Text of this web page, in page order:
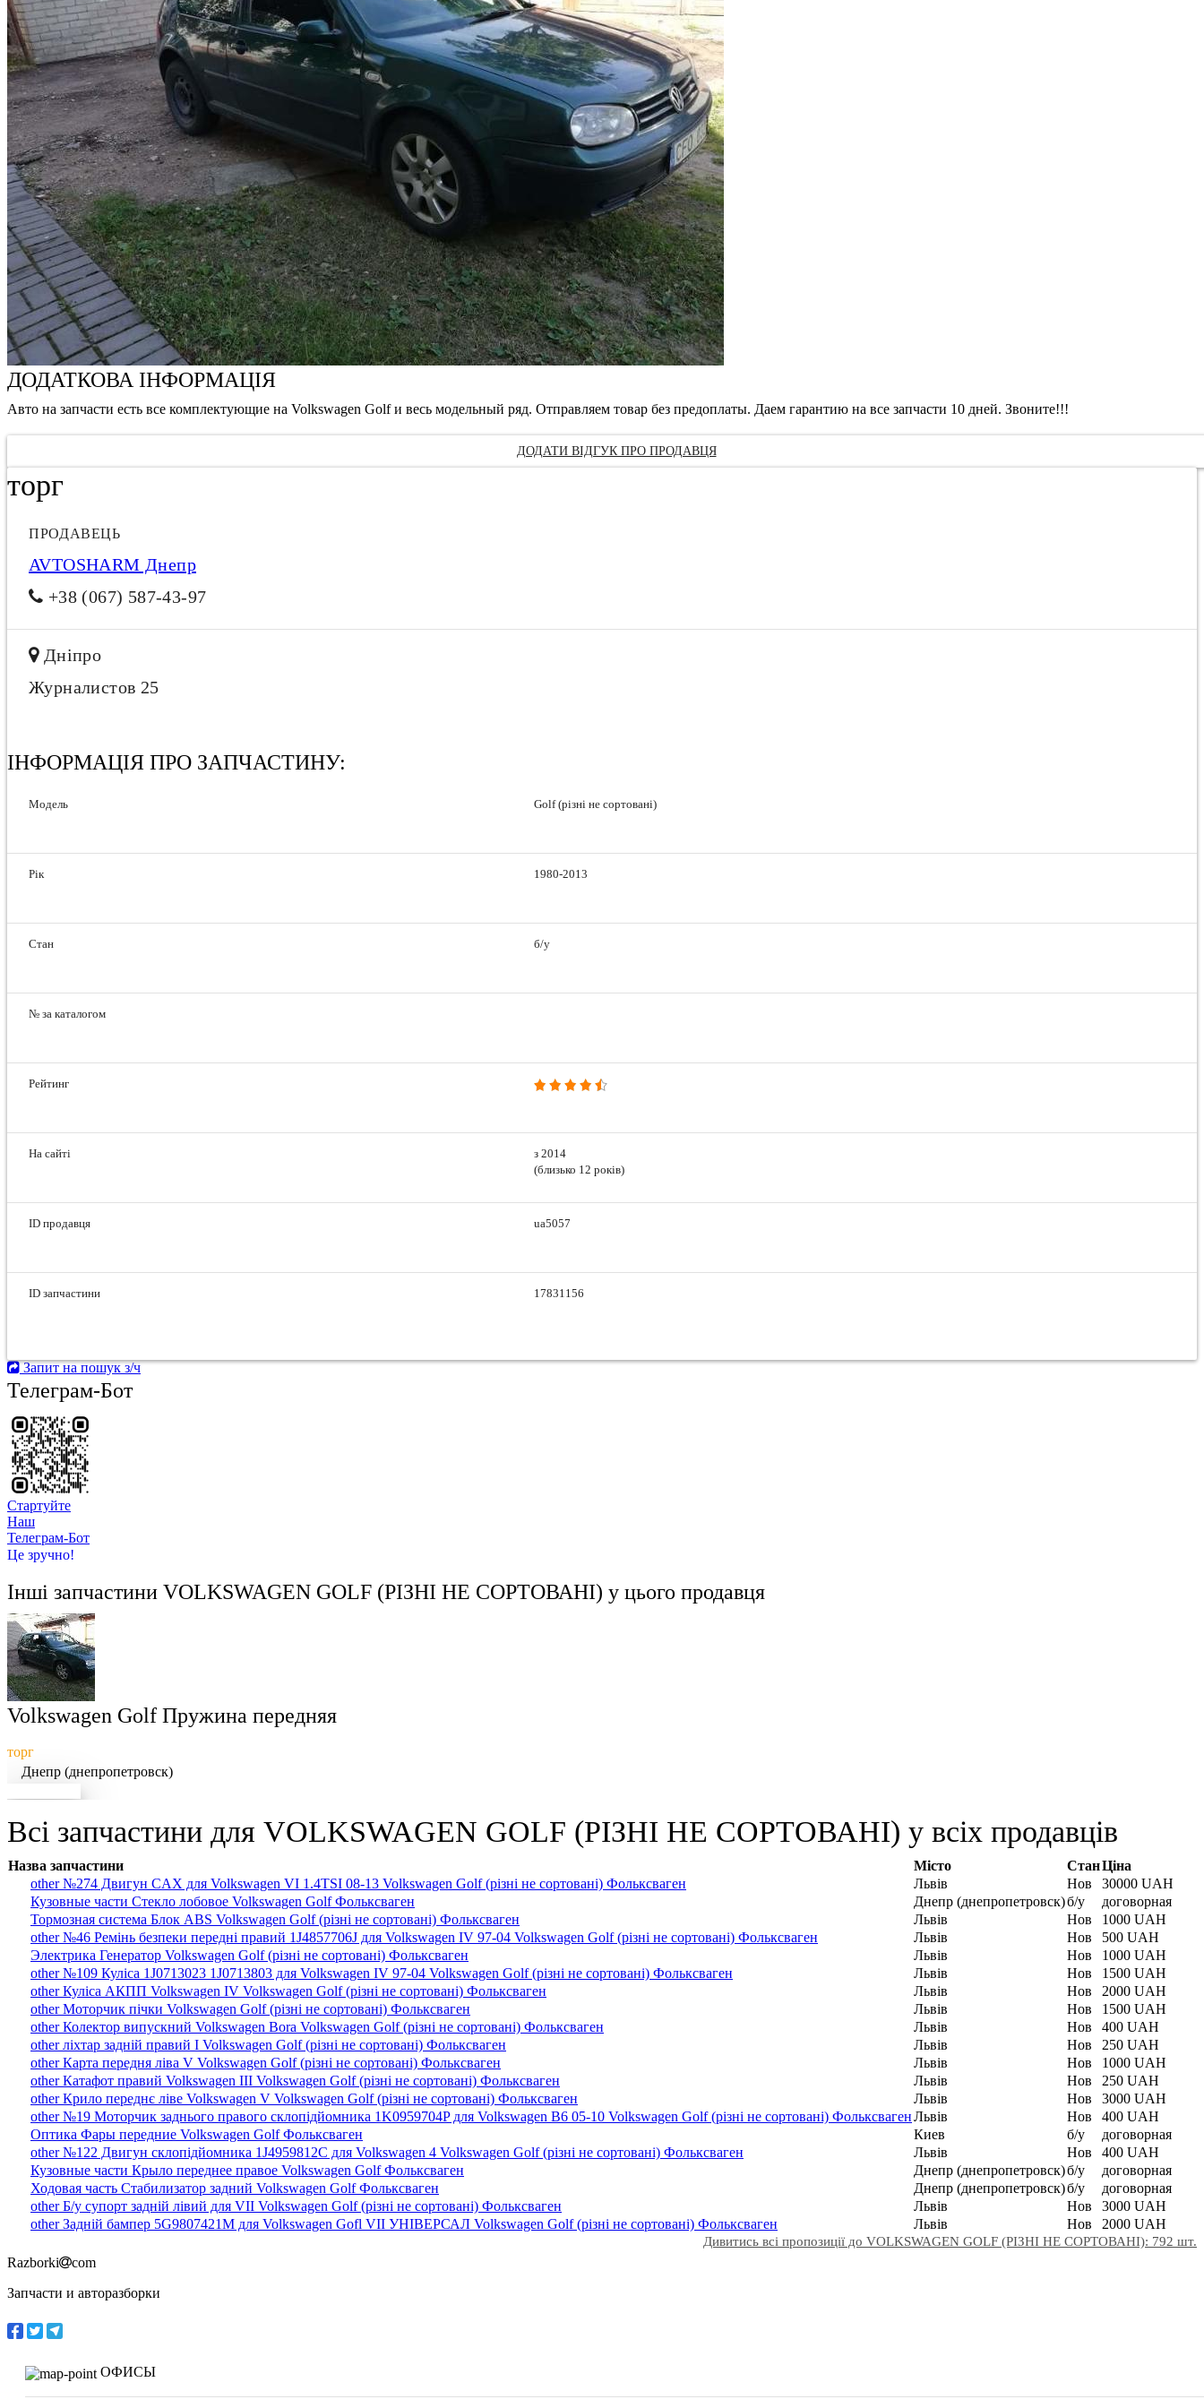
ДОДАТКОВА ІНФОРМАЦІЯ
Авто на запчасти есть все комплектующие на Volkswagen Golf и весь модельный ряд. Отправляем товар без предоплаты. Даем гарантию на все запчасти 10 дней. Звоните!!!
ДОДАТИ ВІДГУК ПРО ПРОДАВЦЯ
торг
ПРОДАВЕЦЬ
AVTOSHARM Днепр
+38 (067) 587-43-97
Дніпро
Журналистов 25
ІНФОРМАЦІЯ ПРО ЗАПЧАСТИНУ:
Модель Golf (різні не сортовані)
Рік 1980-2013
Стан б/у
№ за каталогом
Рейтинг
На сайті
з 2014
(близько 12 років)
ID продавця ua5057
ID запчастини 17831156
Запит на пошук з/ч
Телеграм-Бот
Стартуйте
Hаш
Телеграм-Бот
Це зручно!
Інші запчастини VOLKSWAGEN GOLF (РІЗНІ НЕ СОРТОВАНІ) у цього продавця
Volkswagen Golf Пружина передняя
торг
Днепр (днепропетровск)
Всі запчастини для VOLKSWAGEN GOLF (РІЗНІ НЕ СОРТОВАНІ) у всіх продавців
Назва запчастини Місто СтанЦіна
other №274 Двигун CAX для Volkswagen VI 1.4TSI 08-13 Volkswagen Golf (різні не сортовані) Фольксваген
Львів Нов
30000 UAH
Кузовные части Стекло лобовое Volkswagen Golf Фольксваген
Днепр (днепропетровск)б/у
договорная
Тормозная система Блок ABS Volkswagen Golf (різні не сортовані) Фольксваген
Львів Нов
1000 UAH
other №46 Ремінь безпеки передні правий 1J4857706J для Volkswagen IV 97-04 Volkswagen Golf (різні не сортовані) Фольксваген
Львів Нов
500 UAH
Электрика Генератор Volkswagen Golf (різні не сортовані) Фольксваген
Львів Нов
1000 UAH
other №109 Куліса 1J0713023 1J0713803 для Volkswagen IV 97-04 Volkswagen Golf (різні не сортовані) Фольксваген
Львів Нов
1500 UAH
other Куліса АКПП Volkswagen IV Volkswagen Golf (різні не сортовані) Фольксваген
Львів Нов
2000 UAH
other Моторчик пічки Volkswagen Golf (різні не сортовані) Фольксваген
Львів Нов
1500 UAH
other Колектор випускний Volkswagen Bora Volkswagen Golf (різні не сортовані) Фольксваген
Львів Нов
400 UAH
other ліхтар задній правий I Volkswagen Golf (різні не сортовані) Фольксваген
Львів Нов
250 UAH
other Карта передня ліва V Volkswagen Golf (різні не сортовані) Фольксваген
Львів Нов
1000 UAH
other Катафот правий Volkswagen III Volkswagen Golf (різні не сортовані) Фольксваген
Львів Нов
250 UAH
other Крило переднє ліве Volkswagen V Volkswagen Golf (різні не сортовані) Фольксваген
Львів Нов
3000 UAH
other №19 Моторчик заднього правого склопідйомника 1K0959704P для Volkswagen B6 05-10 Volkswagen Golf (різні не сортовані) ФольксвагенЛьвів Нов
400 UAH
Оптика Фары передние Volkswagen Golf Фольксваген
Киев б/у
договорная
other №122 Двигун склопідйомника 1J4959812C для Volkswagen 4 Volkswagen Golf (різні не сортовані) Фольксваген
Львів Нов
400 UAH
Кузовные части Крыло переднее правое Volkswagen Golf Фольксваген
Днепр (днепропетровск)б/у
договорная
Ходовая часть Стабилизатор задний Volkswagen Golf Фольксваген
Днепр (днепропетровск)б/у
договорная
other Б/у супорт задній лівий для VII Volkswagen Golf (різні не сортовані) Фольксваген
Львів Нов
3000 UAH
other Задній бампер 5G9807421M для Volkswagen Gofl VII УНІВЕРСАЛ Volkswagen Golf (різні не сортовані) Фольксваген
Львів Нов 2000 UAH
Дивитись всі пропозиції до VOLKSWAGEN GOLF (РІЗНІ НЕ СОРТОВАНІ): 792 шт.
Razborki
com
Запчасти и авторазборки
ОФИСЫ